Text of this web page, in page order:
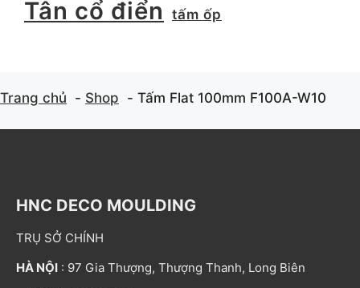
Tân cổ điển tấm ốp
Trang chủ Shop Tấm Flat 100mm F100A-W10
HNC DECO MOULDING
TRỤ SỞ CHÍNH
HÀ NỘI : 97 Gia Thượng, Thượng Thanh, Long Biên